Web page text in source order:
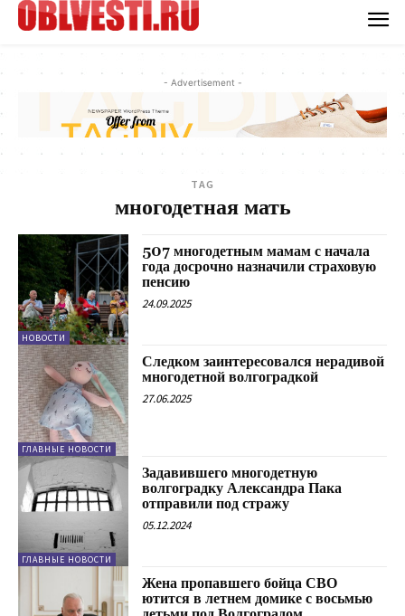
- Advertisement -
TAG
многодетная мать
НОВОСТИ
507 многодетным мамам с начала
года досрочно назначили страховую
пенсию
24.09.2025
ГЛАВНЫЕ НОВОСТИ
Следком заинтересовался нерадивой
многодетной волгоградкой
27.06.2025
ГЛАВНЫЕ НОВОСТИ
Задавившего многодетную
волгоградку Александра Пака
отправили под стражу
05.12.2024
Жена пропавшего бойца СВО
ютится в летнем домике с восьмью